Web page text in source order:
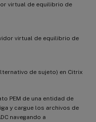
virtual de equilibrio de
de sujeto) en Citrix
PEM de una entidad de
y cargue los archivos de
navegando a